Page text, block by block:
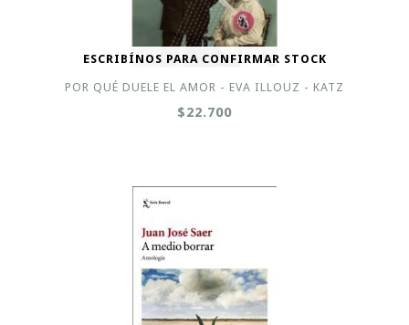
ESCRIBÍNOS PARA CONFIRMAR STOCK
POR QUÉ DUELE EL AMOR - EVA ILLOUZ - KATZ
$22.700